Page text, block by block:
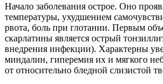
Начало заболевания острое. Оно
температуры, ухудшением
рвота, боль при глотании. Первым
скарлатины является острый
внедрения инфекции). Характерны
миндалин, гиперемия их и мягкого
от относительно бледной слизистой